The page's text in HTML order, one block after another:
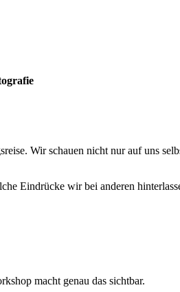
Wir schauen nicht nur auf uns
Eindrücke wir bei anderen
macht genau das sichtbar.